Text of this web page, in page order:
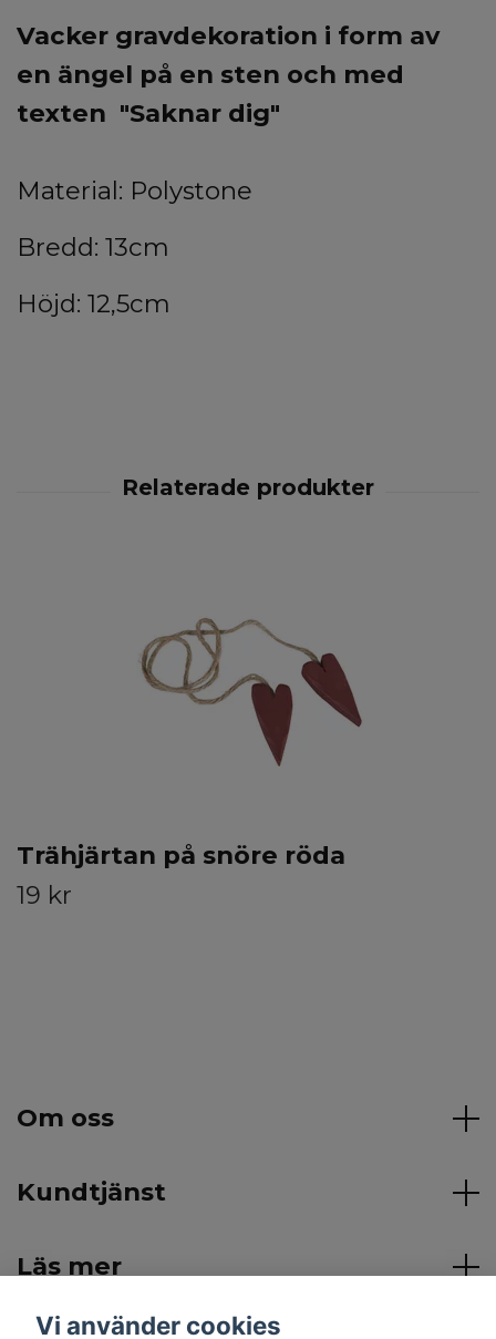
Vacker gravdekoration i form av
en ängel på en sten och med
texten "Saknar dig"
Material: Polystone
Bredd: 13cm
Höjd: 12,5cm
Trähjärtan på snöre röda
19 kr
Om oss
Kundtjänst
Läs mer
Vi använder cookies